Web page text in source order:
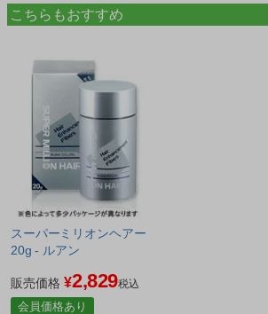
こちらもおすすめ
スーパーミリオンヘアー
20g - ルアン
販売価格 ¥2,829税込
会員価格あり